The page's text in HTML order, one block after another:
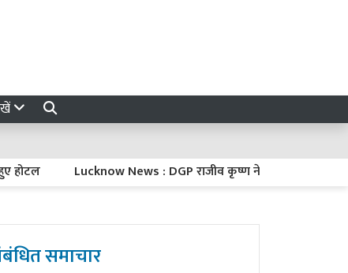
Lucknow News : DGP राजीव कृष्ण ने पिता हरिकिशन मित्तल को
समाचार